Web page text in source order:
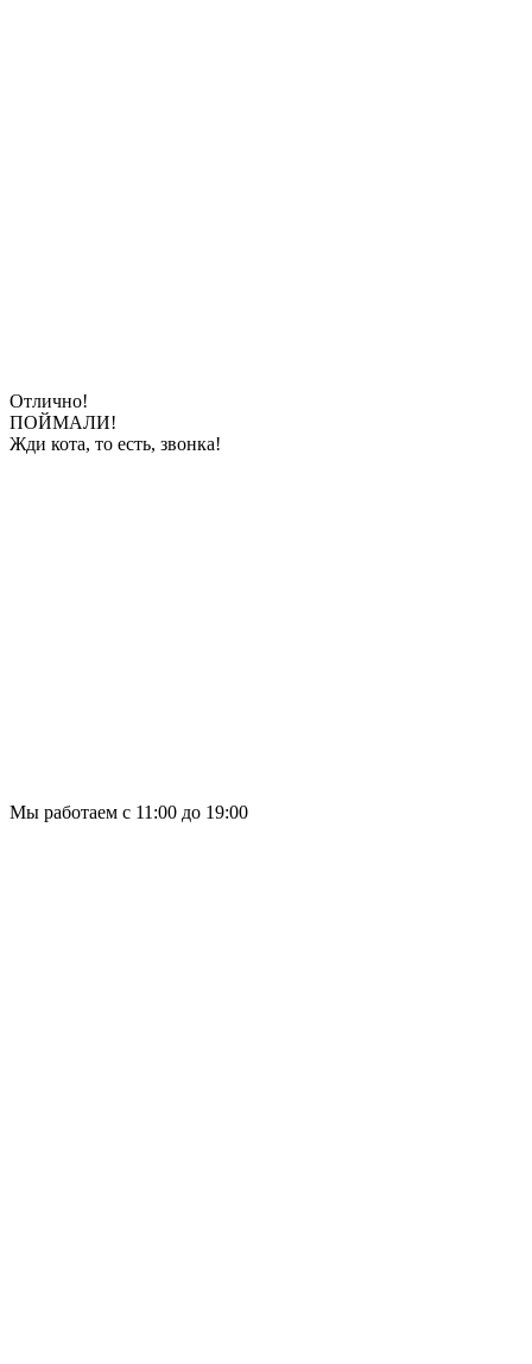
Отлично!
ПОЙМАЛИ!
Жди кота, то есть, звонка!
Мы работаем с 11:00 до 19:00